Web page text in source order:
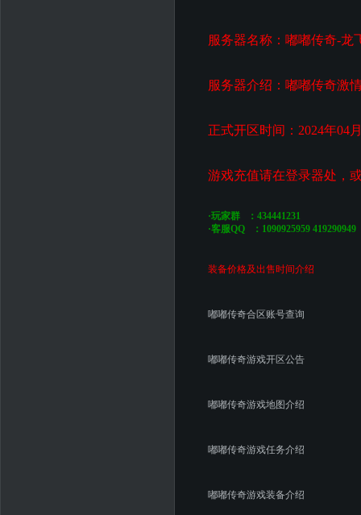
服务器名称：嘟嘟传奇-龙
服务器介绍：嘟嘟传奇激
正式开区时间：2024年04
游戏充值请在登录器处，
·玩家群 ：434441231
·客服QQ ：1090925959 419290949
装备价格及出售时间介绍
嘟嘟传奇合区账号查询
嘟嘟传奇游戏开区公告
嘟嘟传奇游戏地图介绍
嘟嘟传奇游戏任务介绍
嘟嘟传奇游戏装备介绍